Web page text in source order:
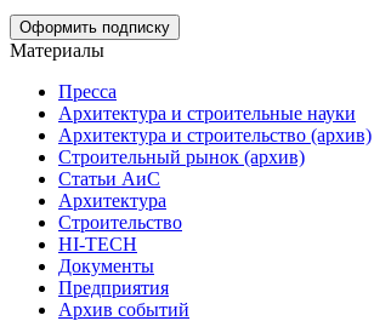
Материалы
Пресса
Архитектура и строительные науки
Архитектура и строительство (архив)
Строительный рынок (архив)
Статьи АиС
Архитектура
Строительство
HI-TECH
Документы
Предприятия
Архив событий